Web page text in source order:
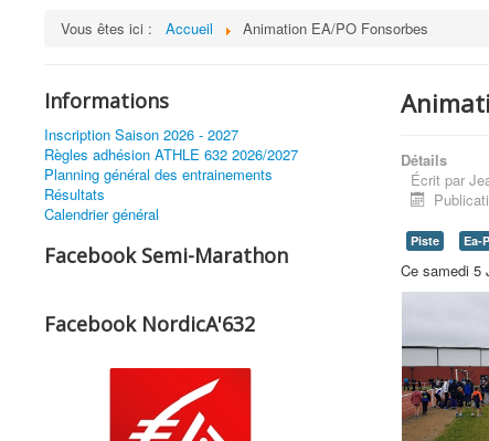
Vous êtes ici :
Accueil Animation EA/PO Fonsorbes
Informations
Inscription Saison 2026 - 2027
Règles adhésion ATHLE 632 2026/2027
Planning général des entrainements
Résultats
Calendrier général
Facebook Semi-Marathon
Facebook NordicA'632
Détails
Écrit par
Piste Ea-
Ce samedi 5